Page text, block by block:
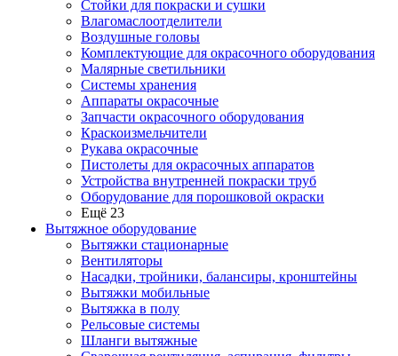
Стойки для покраски и сушки
Влагомаслоотделители
Воздушные головы
Комплектующие для окрасочного оборудования
Малярные светильники
Системы хранения
Аппараты окрасочные
Запчасти окрасочного оборудования
Краскоизмельчители
Рукава окрасочные
Пистолеты для окрасочных аппаратов
Устройства внутренней покраски труб
Оборудование для порошковой окраски
Ещё 23
Вытяжное оборудование
Вытяжки стационарные
Вентиляторы
Насадки, тройники, балансиры, кронштейны
Вытяжки мобильные
Вытяжка в полу
Рельсовые системы
Шланги вытяжные